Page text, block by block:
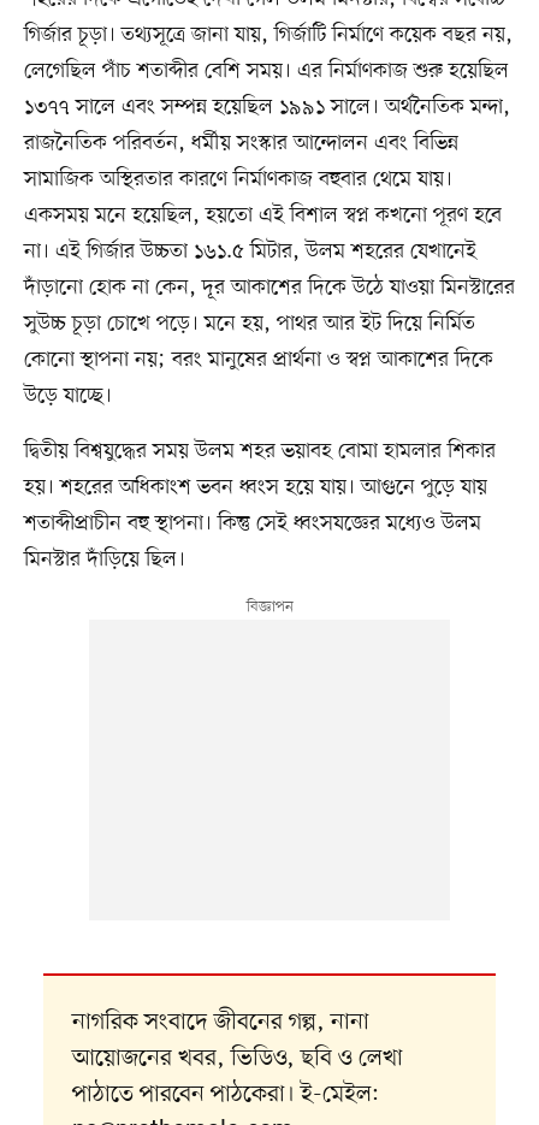
গির্জার চূড়া। তথ্যসূত্রে জানা যায়, গির্জাটি নির্মাণে কয়েক বছর নয়,
লেগেছিল পাঁচ শতাব্দীর বেশি সময়। এর নির্মাণকাজ শুরু হয়েছিল
১৩৭৭ সালে এবং সম্পন্ন হয়েছিল ১৯৯১ সালে। অর্থনৈতিক মন্দা,
রাজনৈতিক পরিবর্তন, ধর্মীয় সংস্কার আন্দোলন এবং বিভিন্ন
সামাজিক অস্থিরতার কারণে নির্মাণকাজ বহুবার থেমে যায়।
একসময় মনে হয়েছিল, হয়তো এই বিশাল স্বপ্ন কখনো পূরণ হবে
না। এই গির্জার উচ্চতা ১৬১.৫ মিটার, উলম শহরের যেখানেই
দাঁড়ানো হোক না কেন, দূর আকাশের দিকে উঠে যাওয়া মিনস্টারের
সুউচ্চ চূড়া চোখে পড়ে। মনে হয়, পাথর আর ইট দিয়ে নির্মিত
কোনো স্থাপনা নয়; বরং মানুষের প্রার্থনা ও স্বপ্ন আকাশের দিকে
উড়ে যাচ্ছে।
দ্বিতীয় বিশ্বযুদ্ধের সময় উলম শহর ভয়াবহ বোমা হামলার শিকার
হয়। শহরের অধিকাংশ ভবন ধ্বংস হয়ে যায়। আগুনে পুড়ে যায়
শতাব্দীপ্রাচীন বহু স্থাপনা। কিন্তু সেই ধ্বংসযজ্ঞের মধ্যেও উলম
মিনস্টার দাঁড়িয়ে ছিল।
নাগরিক সংবাদে জীবনের গল্প, নানা
আয়োজনের খবর, ভিডিও, ছবি ও লেখা
পাঠাতে পারবেন পাঠকেরা। ই-মেইল: